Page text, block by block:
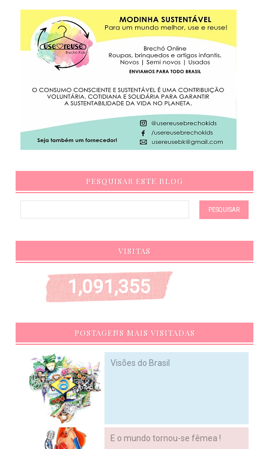
PESQUISAR ESTE BLOG
VISITAS
1,091,355
POSTAGENS MAIS VISITADAS
Visões do Brasil
E o mundo tornou-se fêmea !